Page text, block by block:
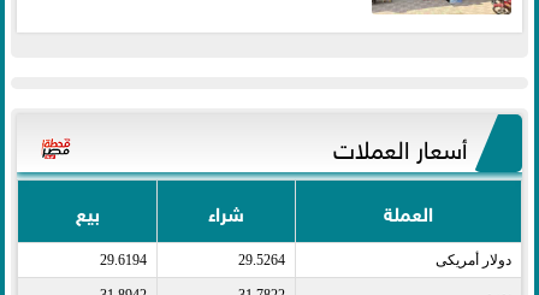
أسعار العملات
العملة شراء بيع
دولار أمريكى​ 29.5264
29.6194